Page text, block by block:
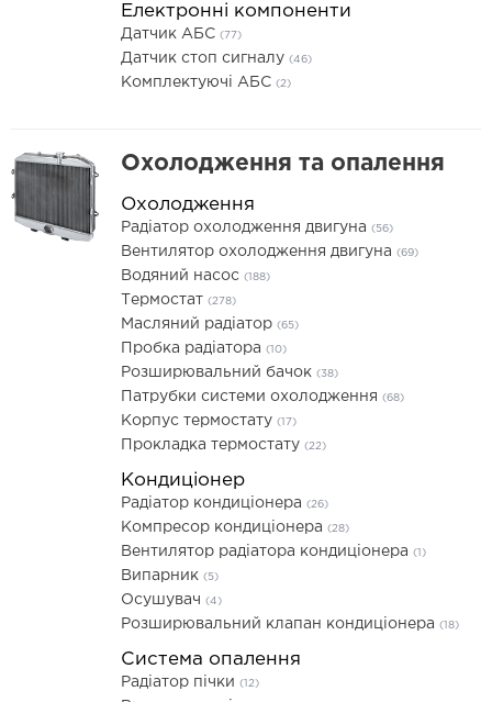
Електронні компоненти
Датчик АБС (77)
Датчик стоп сигналу (46)
Комплектуючі АБС (2)
Охолодження та опалення
Охолодження
Радіатор охолодження двигуна (56)
Вентилятор охолодження двигуна (69)
Водяний насос (188)
Термостат (278)
Масляний радіатор (65)
Пробка радіатора (10)
Розширювальний бачок (38)
Патрубки системи охолодження (68)
Корпус термостату (17)
Прокладка термостату (22)
Кондиціонер
Радіатор кондиціонера (26)
Компресор кондиціонера (28)
Вентилятор радіатора кондиціонера (1)
Випарник (5)
Осушувач (4)
Розширювальний клапан кондиціонера (18)
Система опалення
Радіатор пічки (12)